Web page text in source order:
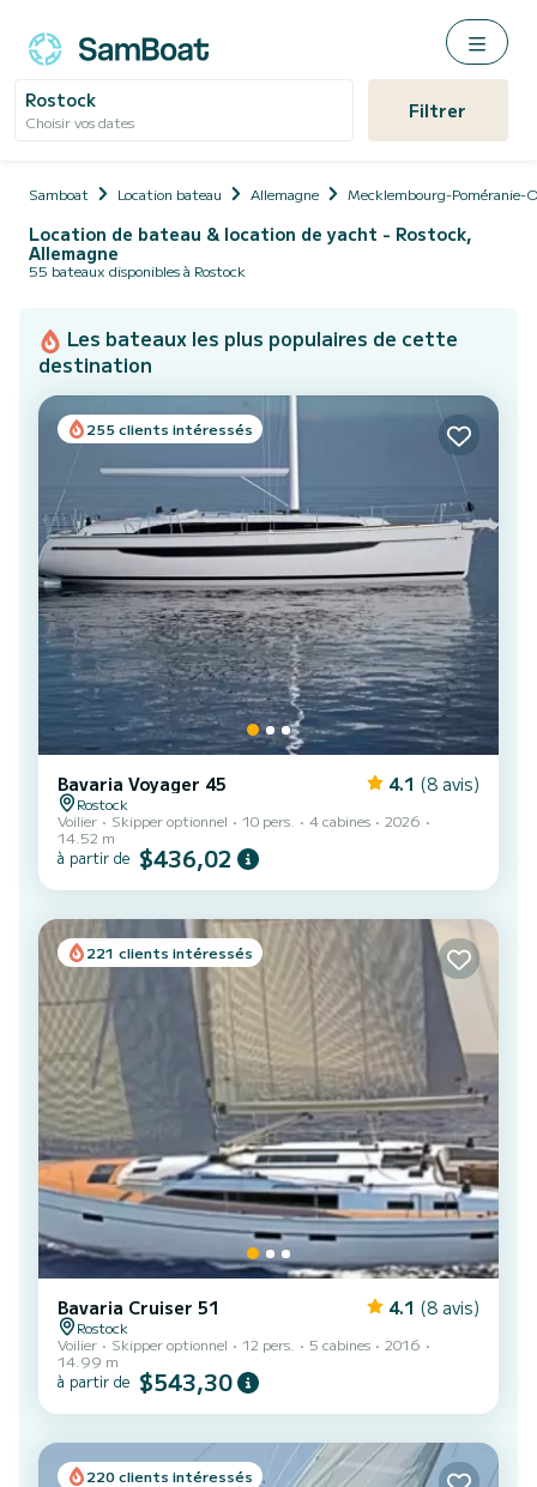
Rostock
Choisir vos dates Filtrer
Samboat Location bateau Allemagne Mecklembourg-Poméranie-
Location de bateau & location de yacht - Rostock,
Allemagne
55 bateaux disponibles à Rostock
Les bateaux les plus populaires de cette
destination
255 clients intéressés
Bavaria Voyager 45 4.1 (8 avis)
Rostock
Voilier
Skipper optionnel 10 pers. 4 cabines
2026
14.52 m
à partir de $436,02
221 clients intéressés
Bavaria Cruiser 51 4.1 (8 avis)
Rostock
Voilier
Skipper optionnel 12 pers. 5 cabines
2016
14.99 m
à partir de $543,30
220 clients intéressés